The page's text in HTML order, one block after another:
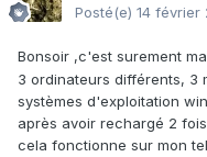
Posté(e) 14 février
Bonsoir ,c'est surement
3 ordinateurs différents, 3
systèmes d'exploitation
après avoir rechargé 2
cela fonctionne sur mon